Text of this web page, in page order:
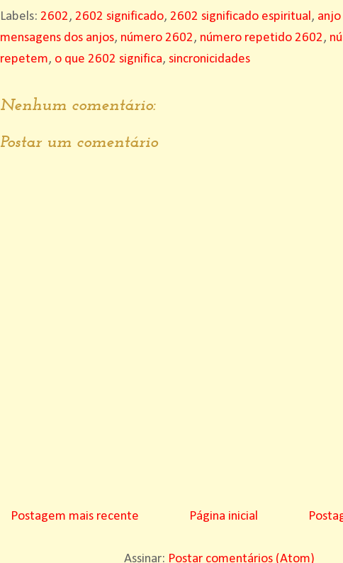
Labels: 2602, 2602 significado, 2602 significado espiritual ,
mensagens dos anjos, número 2602, número repetido 2602,
repetem, o que 2602 significa, sincronicidades
Nenhum comentário:
Postar um comentário
Postagem mais recente Página inicial
Assinar: Postar comentários (Atom)